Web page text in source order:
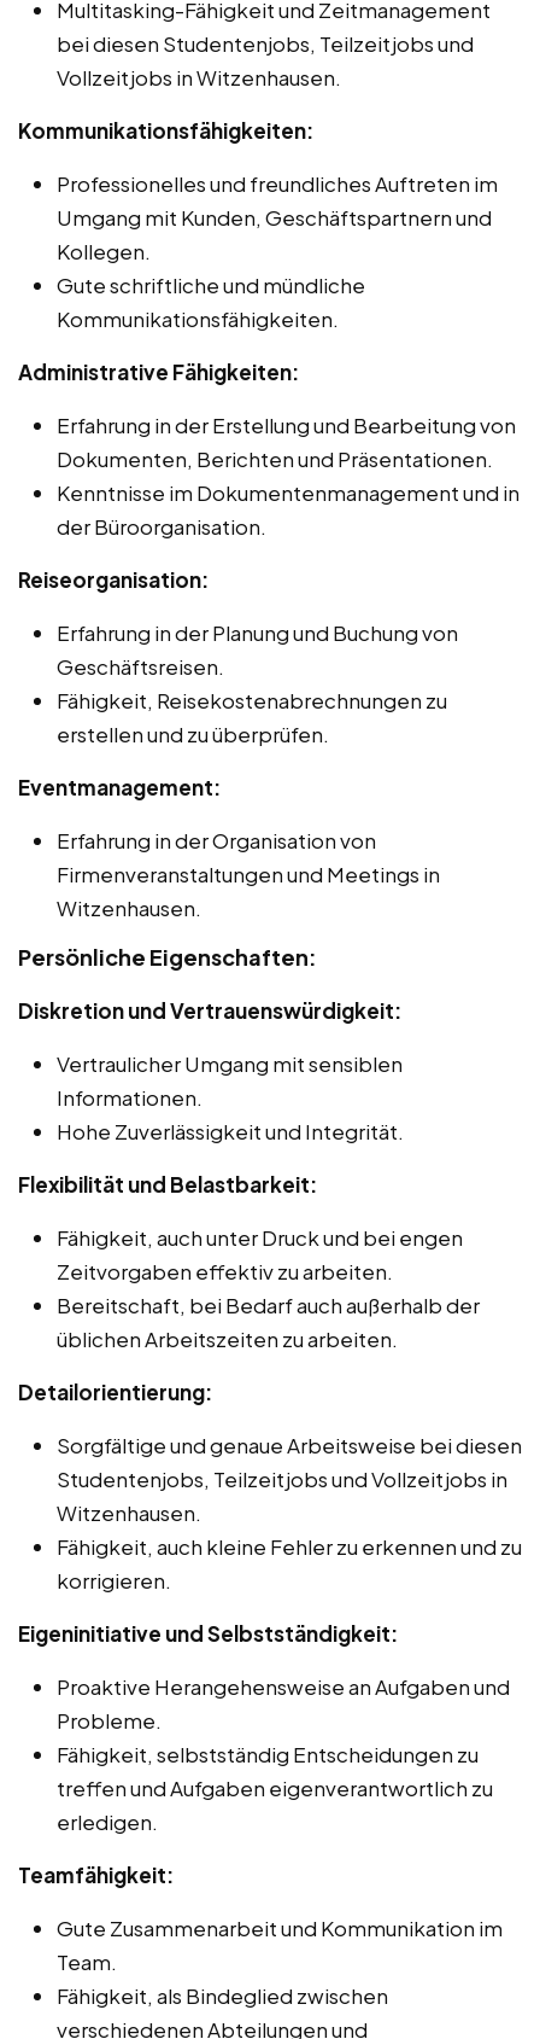
Multitasking-Fähigkeit und Zeitmanagement
bei diesen Studentenjobs, Teilzeitjobs und
Vollzeitjobs in Witzenhausen.
Kommunikationsfähigkeiten:
Professionelles und freundliches Auftreten im
Umgang mit Kunden, Geschäftspartnern und
Kollegen.
Gute schriftliche und mündliche
Kommunikationsfähigkeiten.
Administrative Fähigkeiten:
Erfahrung in der Erstellung und Bearbeitung von
Dokumenten, Berichten und Präsentationen.
Kenntnisse im Dokumentenmanagement und in
der Büroorganisation.
Reiseorganisation:
Erfahrung in der Planung und Buchung von
Geschäftsreisen.
Fähigkeit, Reisekostenabrechnungen zu
erstellen und zu überprüfen.
Eventmanagement:
Erfahrung in der Organisation von
Firmenveranstaltungen und Meetings in
Witzenhausen.
Persönliche Eigenschaften:
Diskretion und Vertrauenswürdigkeit:
Vertraulicher Umgang mit sensiblen
Informationen.
Hohe Zuverlässigkeit und Integrität.
Flexibilität und Belastbarkeit:
Fähigkeit, auch unter Druck und bei engen
Zeitvorgaben effektiv zu arbeiten.
Bereitschaft, bei Bedarf auch außerhalb der
üblichen Arbeitszeiten zu arbeiten.
Detailorientierung:
Sorgfältige und genaue Arbeitsweise bei diesen
Studentenjobs, Teilzeitjobs und Vollzeitjobs in
Witzenhausen.
Fähigkeit, auch kleine Fehler zu erkennen und zu
korrigieren.
Eigeninitiative und Selbstständigkeit:
Proaktive Herangehensweise an Aufgaben und
Probleme.
Fähigkeit, selbstständig Entscheidungen zu
treffen und Aufgaben eigenverantwortlich zu
erledigen.
Teamfähigkeit:
Gute Zusammenarbeit und Kommunikation im
Team.
Fähigkeit, als Bindeglied zwischen
verschiedenen Abteilungen und